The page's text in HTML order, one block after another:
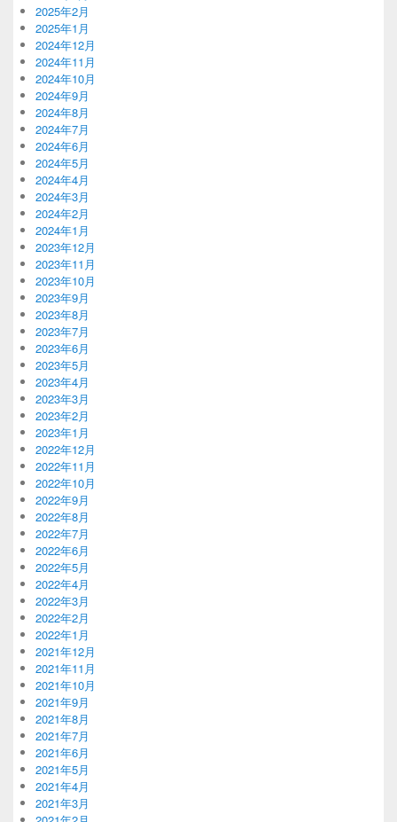
2025年2月
2025年1月
2024年12月
2024年11月
2024年10月
2024年9月
2024年8月
2024年7月
2024年6月
2024年5月
2024年4月
2024年3月
2024年2月
2024年1月
2023年12月
2023年11月
2023年10月
2023年9月
2023年8月
2023年7月
2023年6月
2023年5月
2023年4月
2023年3月
2023年2月
2023年1月
2022年12月
2022年11月
2022年10月
2022年9月
2022年8月
2022年7月
2022年6月
2022年5月
2022年4月
2022年3月
2022年2月
2022年1月
2021年12月
2021年11月
2021年10月
2021年9月
2021年8月
2021年7月
2021年6月
2021年5月
2021年4月
2021年3月